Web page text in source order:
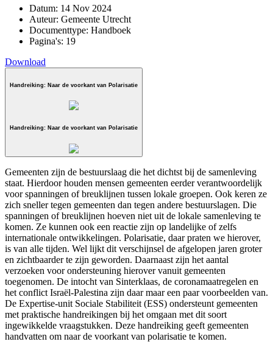
Datum: 14 Nov 2024
Auteur: Gemeente Utrecht
Documenttype: Handboek
Pagina's: 19
Download
Handreiking: Naar de voorkant van Polarisatie
Handreiking: Naar de voorkant van Polarisatie
Gemeenten zijn de bestuurslaag die het dichtst bij de samenleving
staat. Hierdoor houden mensen gemeenten eerder verantwoordelijk
voor spanningen of breuklijnen tussen lokale groepen. Ook keren ze
zich sneller tegen gemeenten dan tegen andere bestuurslagen. Die
spanningen of breuklijnen hoeven niet uit de lokale samenleving te
komen. Ze kunnen ook een reactie zijn op landelijke of zelfs
internationale ontwikkelingen. Polarisatie, daar praten we hierover,
is van alle tijden. Wel lijkt dit verschijnsel de afgelopen jaren groter
en zichtbaarder te zijn geworden. Daarnaast zijn het aantal
verzoeken voor ondersteuning hierover vanuit gemeenten
toegenomen. De intocht van Sinterklaas, de coronamaatregelen en
het conflict Israël-Palestina zijn daar maar een paar voorbeelden van.
De Expertise-unit Sociale Stabiliteit (ESS) ondersteunt gemeenten
met praktische handreikingen bij het omgaan met dit soort
ingewikkelde vraagstukken. Deze handreiking geeft gemeenten
handvatten om naar de voorkant van polarisatie te komen.